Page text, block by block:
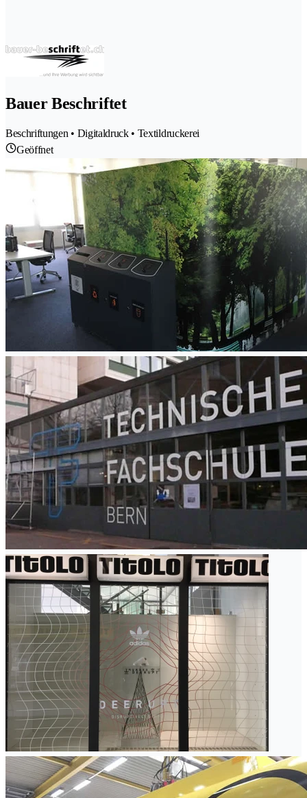
Bauer Beschriftet
Beschriftungen • Digitaldruck • Textildruckerei
Geöffnet